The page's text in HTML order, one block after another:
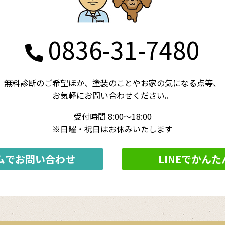
0836-31-7480
無料診断のご希望ほか、 塗装のことやお家の気になる点等、
お気軽にお問い合わせください。
受付時間 8:00～18:00
※日曜・祝日はお休みいたします
でお問い合わせ LINEでかんた